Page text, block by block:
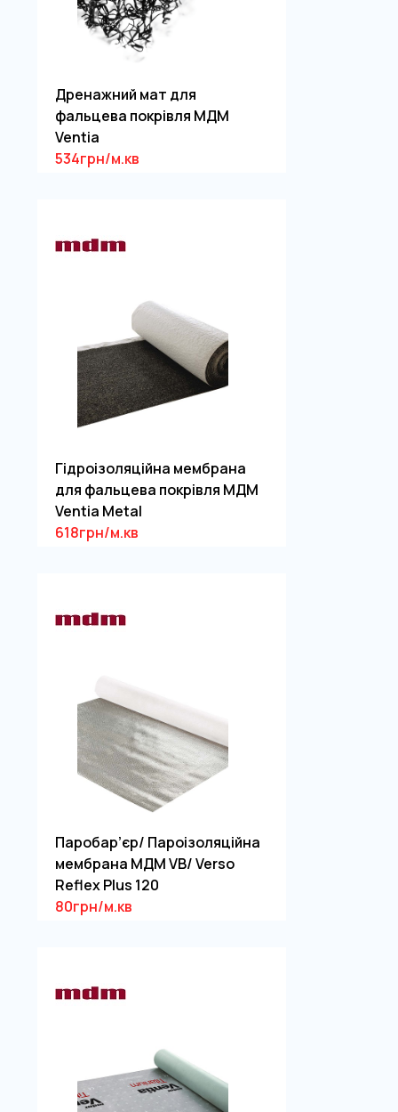
Дренажний мат для
фальцева покрівля МДМ
Ventia
534грн/м.кв
Гідроізоляційна мембрана
для фальцева покрівля МДМ
Ventia Metal
618грн/м.кв
Паробар’єр/ Пароізоляційна
мембрана МДМ VB/ Verso
Reflex Plus 120
80грн/м.кв